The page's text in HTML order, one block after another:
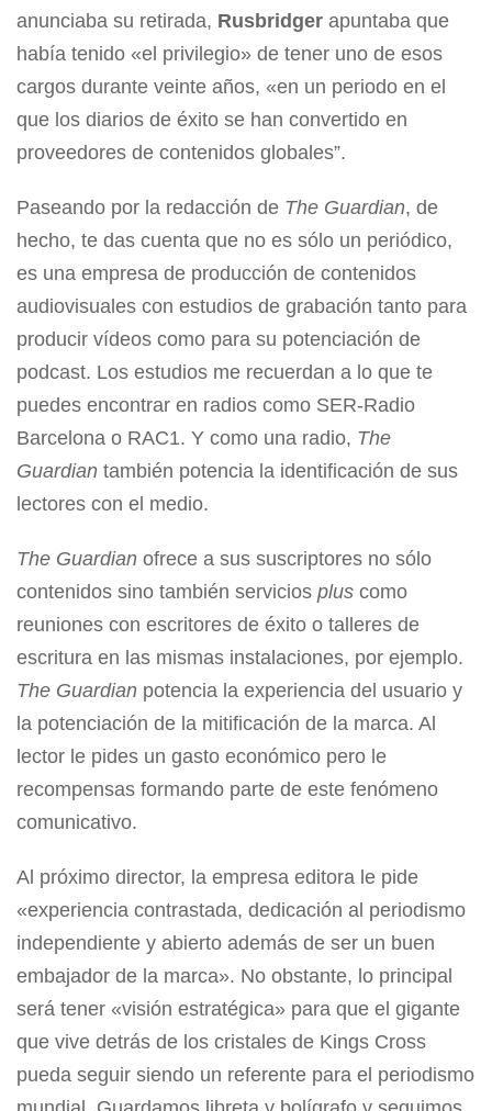
anunciaba su retirada, Rusbridger apuntaba que
había tenido «el privilegio» de tener uno de esos
cargos durante veinte años, «en un periodo en el
que los diarios de éxito se han convertido en
proveedores de contenidos globales”.
Paseando por la redacción de The Guardian, de
hecho, te das cuenta que no es sólo un periódico,
es una empresa de producción de contenidos
audiovisuales con estudios de grabación tanto para
producir vídeos como para su potenciación de
podcast. Los estudios me recuerdan a lo que te
puedes encontrar en radios como SER-Radio
Barcelona o RAC1. Y como una radio, The
Guardian también potencia la identificación de sus
lectores con el medio.
The Guardian ofrece a sus suscriptores no sólo
contenidos sino también servicios plus como
reuniones con escritores de éxito o talleres de
escritura en las mismas instalaciones, por ejemplo.
The Guardian potencia la experiencia del usuario y
la potenciación de la mitificación de la marca. Al
lector le pides un gasto económico pero le
recompensas formando parte de este fenómeno
comunicativo.
Al próximo director, la empresa editora le pide
«experiencia contrastada, dedicación al periodismo
independiente y abierto además de ser un buen
embajador de la marca». No obstante, lo principal
será tener «visión estratégica» para que el gigante
que vive detrás de los cristales de Kings Cross
pueda seguir siendo un referente para el periodismo